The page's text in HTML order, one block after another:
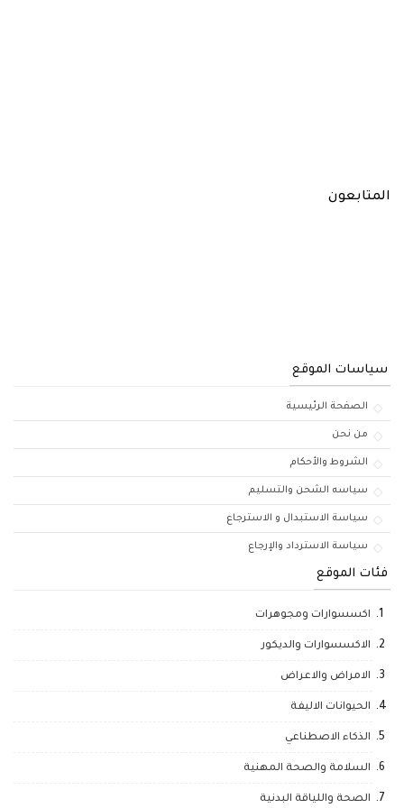
المتابعون
سياسات الموقع
الصفحة الرئيسية
من نحن
الشروط والأحكام
سياسه الشحن والتسليم
سياسة الاستبدال و الاسترجاع
سياسة الاسترداد والإرجاع
فئات الموقع
اكسسوارات ومجوهرات
الاكسسوارات والديكور
الامراض والاعراض
الحيوانات الاليفة
الذكاء الاصطناعي
السلامة والصحة المهنية
الصحة واللياقة البدنية